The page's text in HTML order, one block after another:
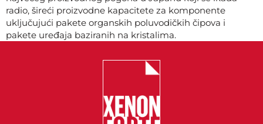
radio, šireći proizvodne kapacitete za komponente
uključujući pakete organskih poluvodičkih čipova i
pakete uređaja baziranih na kristalima.